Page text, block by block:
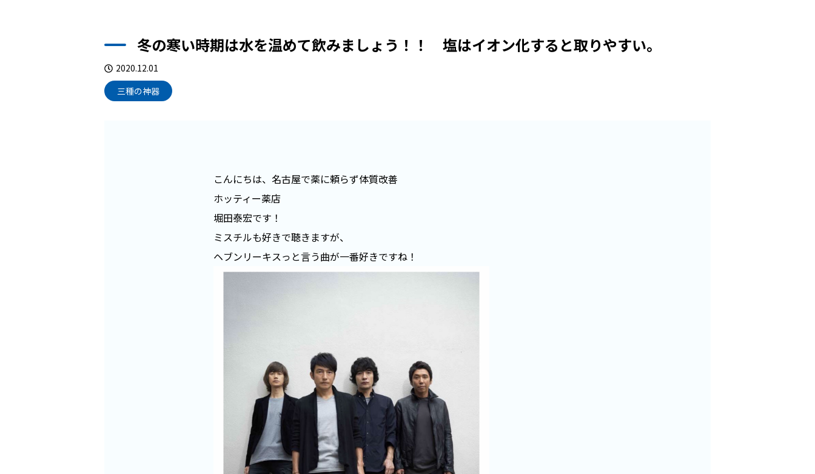
冬の寒い時期は水を温めて飲みましょう！！ 塩はイオン化すると取りやすい。
2020.12.01
三種の神器
こんにちは、名古屋で薬に頼らず体質改善
ホッティー薬店
堀田泰宏です！
ミスチルも好きで聴きますが、
ヘブンリーキスっと言う曲が一番好きですね！